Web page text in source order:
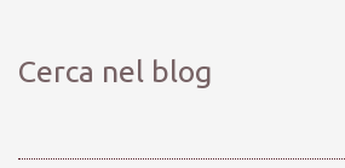
Cerca nel blog